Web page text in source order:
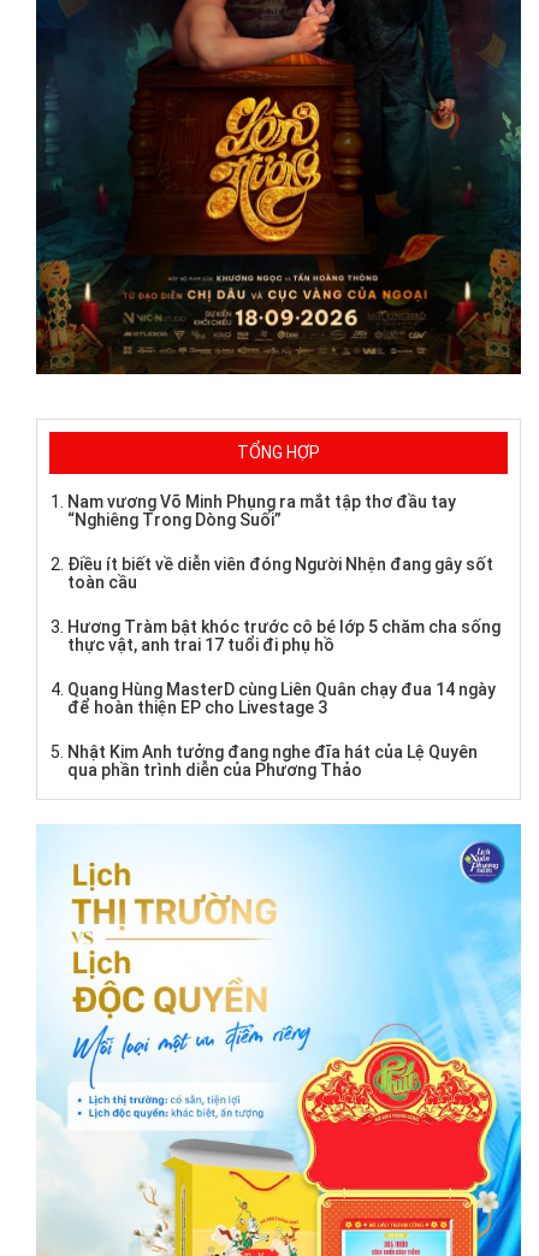
TỔNG HỢP
Nam vương Võ Minh Phụng ra mắt tập thơ đầu tay
“Nghiêng Trong Dòng Suối”
Điều ít biết về diễn viên đóng Người Nhện đang gây sốt
toàn cầu
Hương Tràm bật khóc trước cô bé lớp 5 chăm cha sống
thực vật, anh trai 17 tuổi đi phụ hồ
Quang Hùng MasterD cùng Liên Quân chạy đua 14 ngày
để hoàn thiện EP cho Livestage 3
Nhật Kim Anh tưởng đang nghe đĩa hát của Lệ Quyên
qua phần trình diễn của Phương Thảo